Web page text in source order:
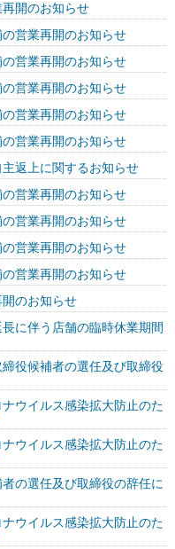
開のお知らせ
の営業再開のお知らせ
の営業再開のお知らせ
の営業再開のお知らせ
の営業再開のお知らせ
の営業再開のお知らせ
返上に関するお知らせ
の営業再開のお知らせ
の営業再開のお知らせ
の営業再開のお知らせ
の営業再開のお知らせ
のお知らせ
に伴う店舗の臨時休業期間
締役候補者の選任及び取締役
ナウイルス感染拡大防止のた
ナウイルス感染拡大防止のた
の選任及び取締役の辞任に
ナウイルス感染拡大防止のた